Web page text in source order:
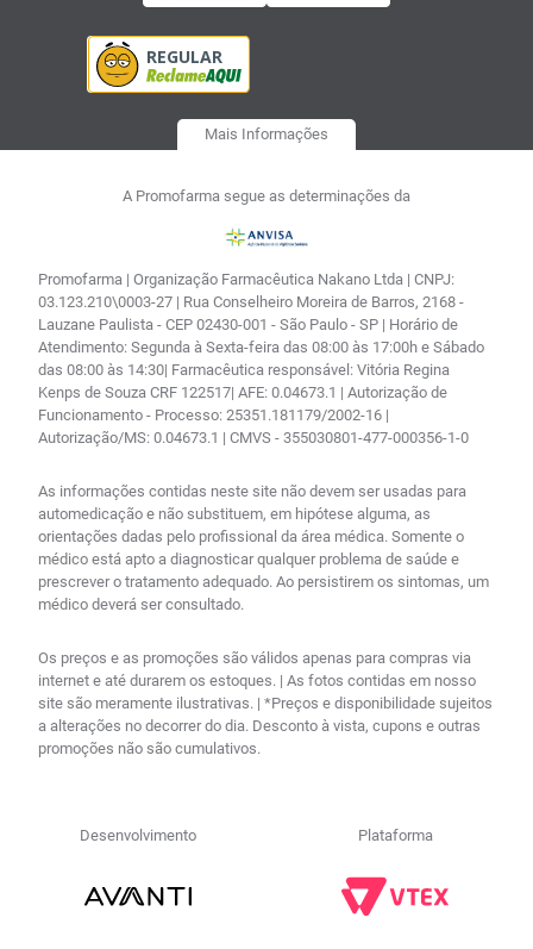
Mais Informações
A Promofarma segue as determinações da
Promofarma | Organização Farmacêutica Nakano Ltda | CNPJ:
03.123.210\0003-27 | Rua Conselheiro Moreira de Barros, 2168 -
Lauzane Paulista - CEP 02430-001 - São Paulo - SP | Horário de
Atendimento: Segunda à Sexta-feira das 08:00 às 17:00h e Sábado
das 08:00 às 14:30| Farmacêutica responsável: Vitória Regina
Kenps de Souza CRF 122517| AFE: 0.04673.1 | Autorização de
Funcionamento - Processo: 25351.181179/2002-16 |
Autorização/MS: 0.04673.1 | CMVS - 355030801-477-000356-1-0
As informações contidas neste site não devem ser usadas para
automedicação e não substituem, em hipótese alguma, as
orientações dadas pelo profissional da área médica. Somente o
médico está apto a diagnosticar qualquer problema de saúde e
prescrever o tratamento adequado. Ao persistirem os sintomas, um
médico deverá ser consultado.
Os preços e as promoções são válidos apenas para compras via
internet e até durarem os estoques. | As fotos contidas em nosso
site são meramente ilustrativas. | *Preços e disponibilidade sujeitos
a alterações no decorrer do dia. Desconto à vista, cupons e outras
promoções não são cumulativos.
Desenvolvimento Plataforma